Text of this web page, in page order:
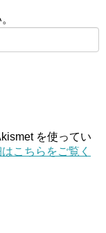
を使ってい
こちらをご覧く